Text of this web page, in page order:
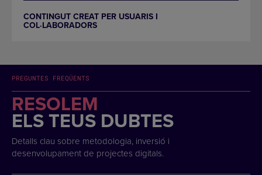
CONTINGUT CREAT PER USUARIS I
COL·LABORADORS
PREGUNTES FREQÜENTS
RESOLEM
ELS TEUS DUBTES
Detalls clau sobre metodologia, inversió i
desenvolupament de projectes digitals.